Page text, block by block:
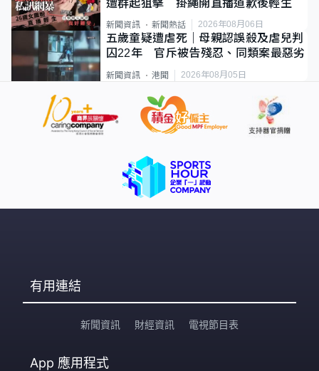
遭群起狙擊 掛繩開直播道歉後輕生
新聞資訊 新聞熱話 2026年08月06日
五歲童疑遭虐死｜母親認誤殺及虐兒判
囚22年 官斥被告殘忍、同類案最惡劣
新聞資訊 港聞 2026年08月05日
有用連結
新聞資訊 財經資訊 電視節目表
App 應用程式